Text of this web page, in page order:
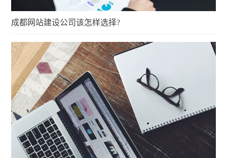
成都网站建设公司该怎样选择?